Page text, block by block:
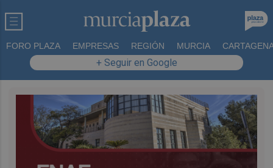
FORO PLAZA EMPRESAS REGIÓN MURCIA
+ Seguir en Google